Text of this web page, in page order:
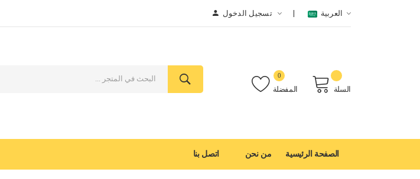
تسجيل الدخول العربية
المفضلة
0
السلة
الصفحة الرئيسية من نحن اتصل بنا